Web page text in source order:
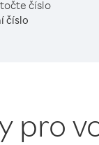
číslo
číslo
pro